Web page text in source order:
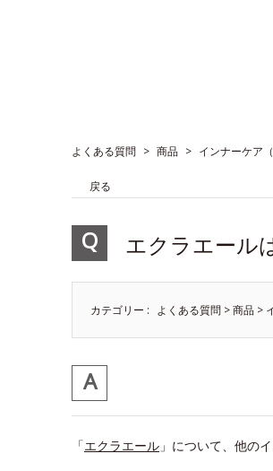
よくある質問 > 商品 > インナーケア（
戻る
エクラエール
カテゴリー : よくある質問 >商品 >
「エクラエール 」について、他の